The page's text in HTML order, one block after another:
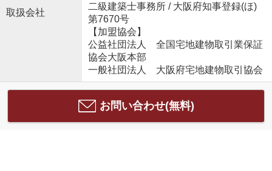
取扱会社
二級建築士事務所 / 大阪府知事登録(ほ)
第7670号
【加盟協会】
公益社団法人 全国宅地建物取引業保証
協会大阪本部
一般社団法人 大阪府宅地建物取引協会
お問い合わせ(無料)